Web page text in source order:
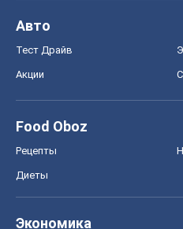
Авто
Тест Драйв
Акции
Food Oboz
Рецепты
Диеты
Экономика